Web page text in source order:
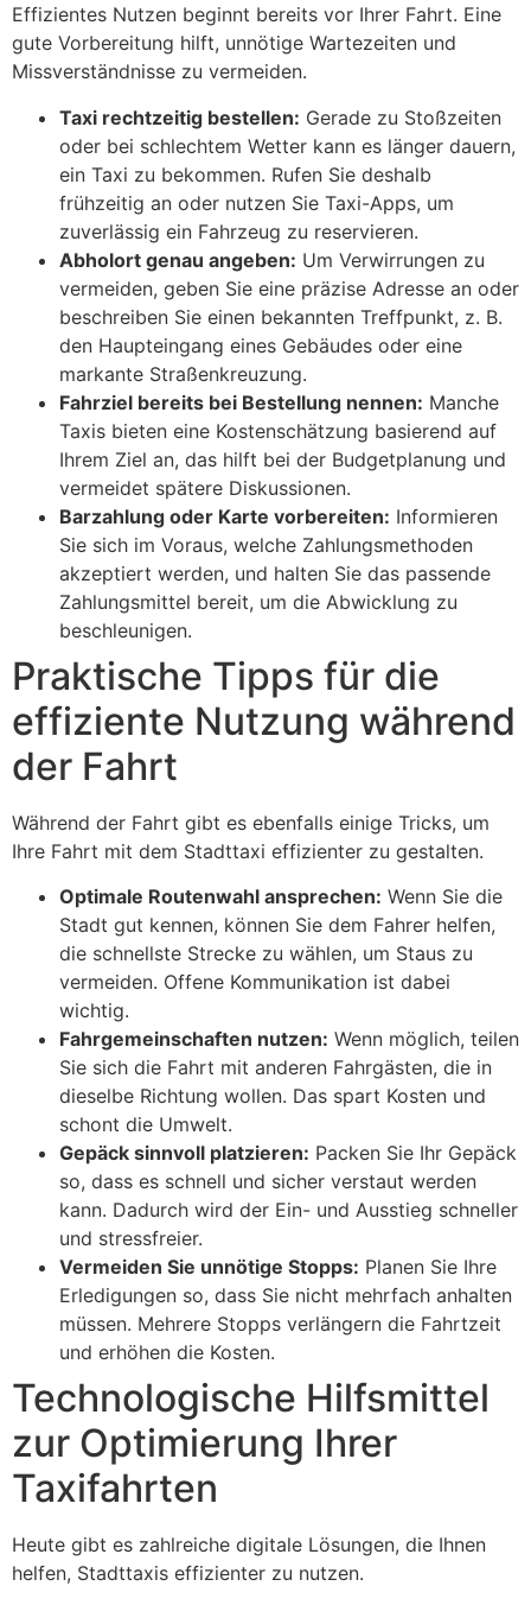
Effizientes Nutzen beginnt bereits vor Ihrer Fahrt. Eine
gute Vorbereitung hilft, unnötige Wartezeiten und
Missverständnisse zu vermeiden.
Taxi rechtzeitig bestellen: Gerade zu Stoßzeiten
oder bei schlechtem Wetter kann es länger dauern,
ein Taxi zu bekommen. Rufen Sie deshalb
frühzeitig an oder nutzen Sie Taxi-Apps, um
zuverlässig ein Fahrzeug zu reservieren.
Abholort genau angeben: Um Verwirrungen zu
vermeiden, geben Sie eine präzise Adresse an oder
beschreiben Sie einen bekannten Treffpunkt, z. B.
den Haupteingang eines Gebäudes oder eine
markante Straßenkreuzung.
Fahrziel bereits bei Bestellung nennen: Manche
Taxis bieten eine Kostenschätzung basierend auf
Ihrem Ziel an, das hilft bei der Budgetplanung und
vermeidet spätere Diskussionen.
Barzahlung oder Karte vorbereiten: Informieren
Sie sich im Voraus, welche Zahlungsmethoden
akzeptiert werden, und halten Sie das passende
Zahlungsmittel bereit, um die Abwicklung zu
beschleunigen.
Praktische Tipps für die
effiziente Nutzung während
der Fahrt
Während der Fahrt gibt es ebenfalls einige Tricks, um
Ihre Fahrt mit dem Stadttaxi effizienter zu gestalten.
Optimale Routenwahl ansprechen: Wenn Sie die
Stadt gut kennen, können Sie dem Fahrer helfen,
die schnellste Strecke zu wählen, um Staus zu
vermeiden. Offene Kommunikation ist dabei
wichtig.
Fahrgemeinschaften nutzen: Wenn möglich, teilen
Sie sich die Fahrt mit anderen Fahrgästen, die in
dieselbe Richtung wollen. Das spart Kosten und
schont die Umwelt.
Gepäck sinnvoll platzieren: Packen Sie Ihr Gepäck
so, dass es schnell und sicher verstaut werden
kann. Dadurch wird der Ein- und Ausstieg schneller
und stressfreier.
Vermeiden Sie unnötige Stopps: Planen Sie Ihre
Erledigungen so, dass Sie nicht mehrfach anhalten
müssen. Mehrere Stopps verlängern die Fahrtzeit
und erhöhen die Kosten.
Technologische Hilfsmittel
zur Optimierung Ihrer
Taxifahrten
Heute gibt es zahlreiche digitale Lösungen, die Ihnen
helfen, Stadttaxis effizienter zu nutzen.